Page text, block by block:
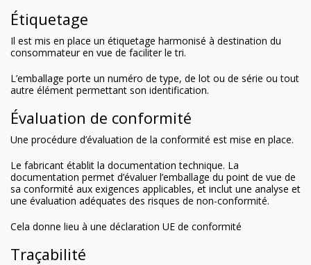
Étiquetage
Il est mis en place un étiquetage harmonisé à destination du
consommateur en vue de faciliter le tri.
L’emballage porte un numéro de type, de lot ou de série ou tout
autre élément permettant son identification.
Évaluation de conformité
Une procédure d’évaluation de la conformité est mise en place.
Le fabricant établit la documentation technique. La
documentation permet d’évaluer l’emballage du point de vue de
sa conformité aux exigences applicables, et inclut une analyse et
une évaluation adéquates des risques de non-conformité.
Cela donne lieu à une déclaration UE de conformité
Traçabilité